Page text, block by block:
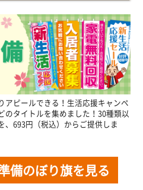
アピールできる！生活応援キャンペ
のタイトルを集めました！30種類以
、693円（税込）からご提供しま
備のぼり旗を見る